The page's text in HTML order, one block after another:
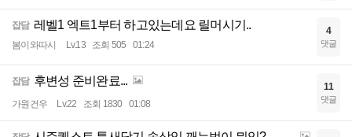
잡담 레벨1 엑트1부터 하고있는데요 릴머시기..
봄이와따시 Lv.13 조회 505 01:24
4
댓글
잡담 후변성 준비완료...
가원건우 Lv.22 조회 1830 01:08
11
댓글